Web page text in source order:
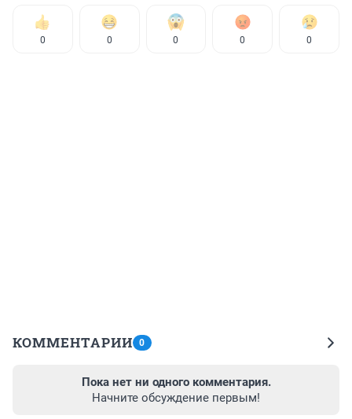
0 0 0 0 0
КОММЕНТАРИИ 0
Пока нет ни одного комментария.
Начните обсуждение первым!